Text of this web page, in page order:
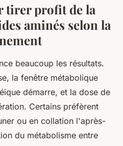
tirer profit de la
aminés selon la
beaucoup les résultats.
la fenêtre métabolique
démarre, et la dose de
Certains préfèrent
ou en collation l'après-
du métabolisme entre